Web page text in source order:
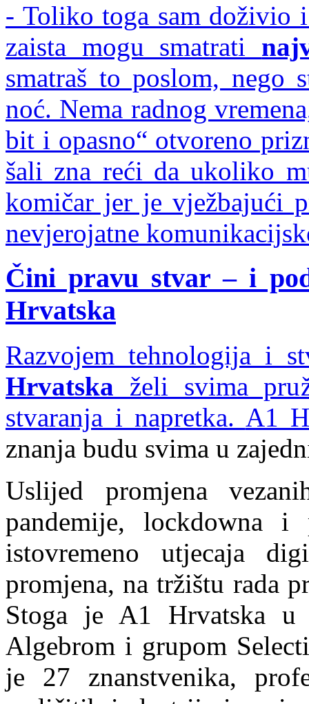
- Toliko toga sam doživio
zaista mogu smatrati
smatraš to poslom, nego
noć. Nema radnog
bit i opasno“ otvoreno
šali zna reći da ukoliko
komičar jer je vježbajući
nevjerojatne
Čini pravu stvar – i
Hrvatska
Razvojem tehnologija i
Hrvatska želi svima
stvaranja i napretka. A1
znanja budu svima u
Uslijed promjena
pandemije, lockdowna
istovremeno utjecaja
promjena, na tržištu rada
Stoga je A1 Hrvatska u
Algebrom i grupom
je 27 znanstvenika,